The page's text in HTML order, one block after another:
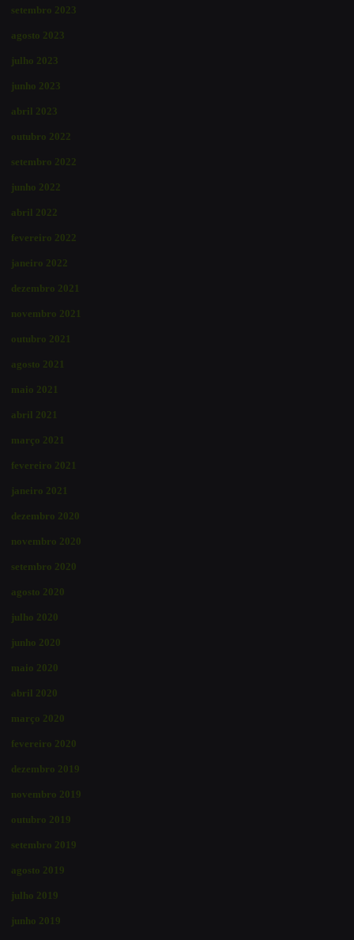
setembro 2023
agosto 2023
julho 2023
junho 2023
abril 2023
outubro 2022
setembro 2022
junho 2022
abril 2022
fevereiro 2022
janeiro 2022
dezembro 2021
novembro 2021
outubro 2021
agosto 2021
maio 2021
abril 2021
março 2021
fevereiro 2021
janeiro 2021
dezembro 2020
novembro 2020
setembro 2020
agosto 2020
julho 2020
junho 2020
maio 2020
abril 2020
março 2020
fevereiro 2020
dezembro 2019
novembro 2019
outubro 2019
setembro 2019
agosto 2019
julho 2019
junho 2019